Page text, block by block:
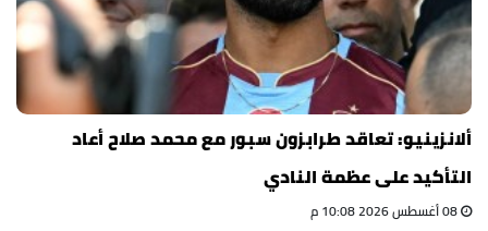
ألانزينيو: تعاقد طرابزون سبور مع محمد صلاح أعاد
التأكيد على عظمة النادي